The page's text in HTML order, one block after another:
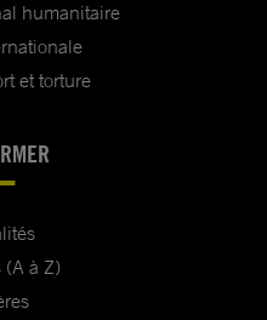
humanitaire
et torture
(A à Z)